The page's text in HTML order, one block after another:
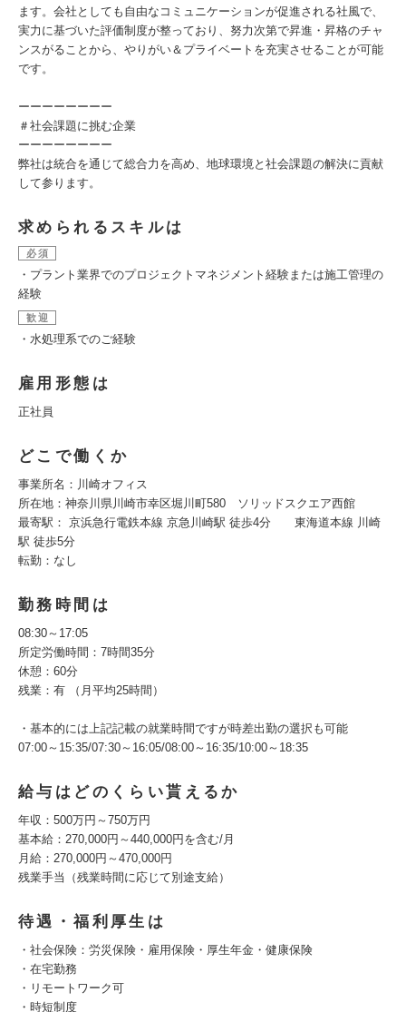
ます。会社としても自由なコミュニケーションが促進される社風で、
実力に基づいた評価制度が整っており、努力次第で昇進・昇格のチャ
ンスがることから、やりがい＆プライベートを充実させることが可能
です。
ーーーーーーーー
＃社会課題に挑む企業
ーーーーーーーー
弊社は統合を通じて総合力を高め、地球環境と社会課題の解決に貢献
して参ります。
求められるスキルは
必須
・プラント業界でのプロジェクトマネジメント経験または施工管理の
経験
歓迎
・水処理系でのご経験
雇用形態は
正社員
どこで働くか
事業所名：川崎オフィス
所在地：神奈川県川崎市幸区堀川町580 ソリッドスクエア西館
最寄駅： 京浜急行電鉄本線 京急川崎駅 徒歩4分 東海道本線 川崎
駅 徒歩5分
転勤：なし
勤務時間は
08:30～17:05
所定労働時間：7時間35分
休憩：60分
残業：有 （月平均25時間）
・基本的には上記記載の就業時間ですが時差出勤の選択も可能
07:00～15:35/07:30～16:05/08:00～16:35/10:00～18:35
給与はどのくらい貰えるか
年収：500万円～750万円
基本給：270,000円～440,000円を含む/月
月給：270,000円～470,000円
残業手当（残業時間に応じて別途支給）
待遇・福利厚生は
・社会保険：労災保険・雇用保険・厚生年金・健康保険
・在宅勤務
・リモートワーク可
・時短制度